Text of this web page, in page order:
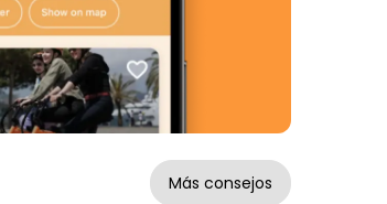
Más consejos